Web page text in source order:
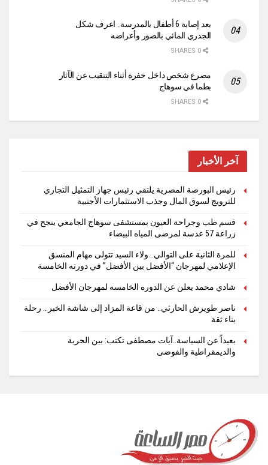
بعد إصابة 6 أطفال بالمدرسة.. اعرف شكل
الجدري المائي بالصور وأعراضه
مصرع شخص داخل حفرة أثناء التنقيب عن الآثار
بطما في سوهاج
آخر الأخبار
رئيس البورصة المصرية يلتقي رئيس جهاز التمثيل التجاري
للترويج لسوق المال وجذب الاستثمارات الأجنبية
قسم طب وجراحة العيون بمستشفى سوهاج الجامعي ينجح في
زراعة 57 عدسة لمرضى المياه البيضاء
للمرة الثانية على التوالي.. ولاء السيد تتولى مهام المنسق
الإعلامي لمهرجان “الأفضل بين الأفضل” في دورته الخامسة
شادي محمد يعلن عن الدوره الخامسه لمهرجان الأفضل
ناصر طويرش الحارثي.. من قاعة المزاد إلى شاشة الخبر… رحلة
بناء ثقة
بعيداً عن السياسة..آيات مصطفى تكتب: بين الحرية
والديمقراطية والفوضى